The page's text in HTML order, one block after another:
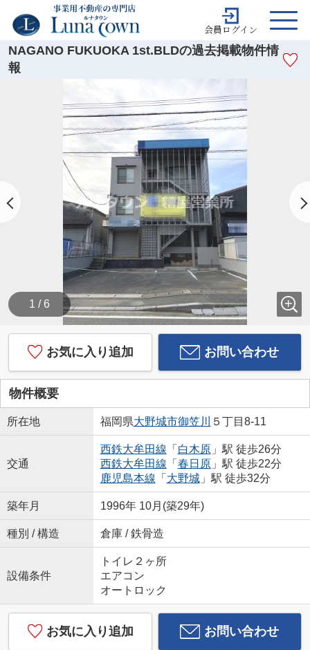
会員ログイン
NAGANO FUKUOKA 1st.BLDの過去掲載物件情
報
1 / 6
お気に入り追加 お問い合わせ
物件概要
所在地 福岡県大野城市御笠川 ５丁目8-11
交通
西鉄大牟田線 「 白木原」駅 徒歩26分
西鉄大牟田線 「 春日原」駅 徒歩22分
鹿児島本線 「 大野城」駅 徒歩32分
築年月 1996年 10月(築29年)
種別 / 構造 倉庫 / 鉄骨造
設備条件
トイレ２ヶ所
エアコン
オートロック
お気に入り追加 お問い合わせ